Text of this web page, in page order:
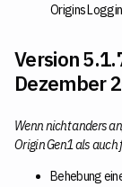
Origins
Version
Dezember
Wenn nicht anders
Origin Gen1 als auch
Behebung